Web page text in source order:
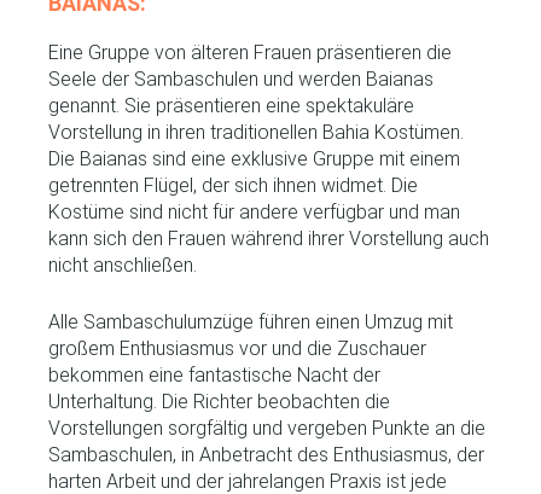
Eine Gruppe von älteren Frauen präsentieren die
Seele der Sambaschulen und werden Baianas
genannt. Sie präsentieren eine spektakuläre
Vorstellung in ihren traditionellen Bahia Kostümen.
Die Baianas sind eine exklusive Gruppe mit einem
getrennten Flügel, der sich ihnen widmet. Die
Kostüme sind nicht für andere verfügbar und man
kann sich den Frauen während ihrer Vorstellung auch
nicht anschließen.
Alle Sambaschulumzüge führen einen Umzug mit
großem Enthusiasmus vor und die Zuschauer
bekommen eine fantastische Nacht der
Unterhaltung. Die Richter beobachten die
Vorstellungen sorgfältig und vergeben Punkte an die
Sambaschulen, in Anbetracht des Enthusiasmus, der
harten Arbeit und der jahrelangen Praxis ist jede